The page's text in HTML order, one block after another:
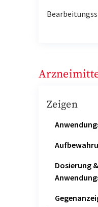
Zeigen
Dosierung &